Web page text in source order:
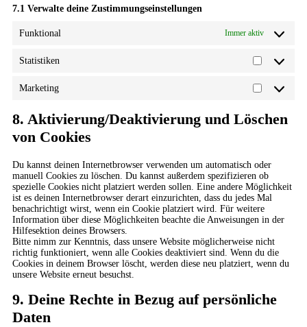
7.1 Verwalte deine Zustimmungseinstellungen
Funktional Immer aktiv
Statistiken
Marketing
8. Aktivierung/Deaktivierung und Löschen
von Cookies
Du kannst deinen Internetbrowser verwenden um automatisch oder
manuell Cookies zu löschen. Du kannst außerdem spezifizieren ob
spezielle Cookies nicht platziert werden sollen. Eine andere Möglichkeit
ist es deinen Internetbrowser derart einzurichten, dass du jedes Mal
benachrichtigt wirst, wenn ein Cookie platziert wird. Für weitere
Information über diese Möglichkeiten beachte die Anweisungen in der
Hilfesektion deines Browsers.
Bitte nimm zur Kenntnis, dass unsere Website möglicherweise nicht
richtig funktioniert, wenn alle Cookies deaktiviert sind. Wenn du die
Cookies in deinem Browser löscht, werden diese neu platziert, wenn du
unsere Website erneut besuchst.
9. Deine Rechte in Bezug auf persönliche
Daten